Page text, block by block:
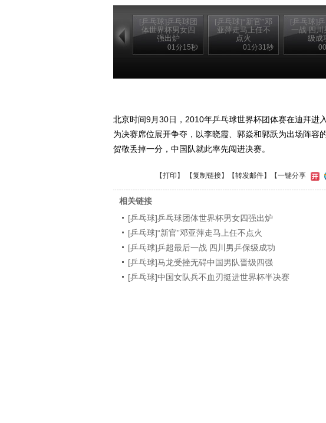
[乒乓球]乒乓球团
体世界杯男女四
强出炉
01分15秒
[乒乓球]“新官”邓
亚萍走马上任不
点火
01分31秒
[乒乓球]
一战 四川
级成
北京时间9月30日，2010年乒乓球世界杯团体赛在迪拜进
为决赛席位展开争夺，以李晓霞、郭焱和郭跃为出场阵容
贺敬丢掉一分，中国队就此率先闯进决赛。
【打印 】 【复制链接】【转发邮件】 【一键分享
相关链接
[乒乓球]乒乓球团体世界杯男女四强出炉
[乒乓球]“新官”邓亚萍走马上任不点火
[乒乓球]乒超最后一战 四川男乒保级成功
[乒乓球]马龙受挫无碍中国男队晋级四强
[乒乓球]中国女队兵不血刃挺进世界杯半决赛